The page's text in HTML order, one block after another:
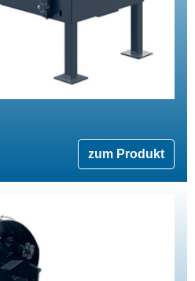
zum Produkt